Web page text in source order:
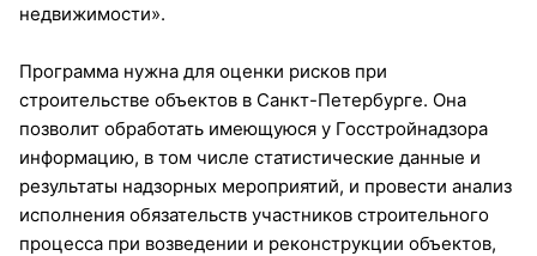
недвижимости».
Программа нужна для оценки рисков при
строительстве объектов в Санкт-Петербурге. Она
позволит обработать имеющуюся у Госстройнадзора
информацию, в том числе статистические данные и
результаты надзорных мероприятий, и провести анализ
исполнения обязательств участников строительного
процесса при возведении и реконструкции объектов,